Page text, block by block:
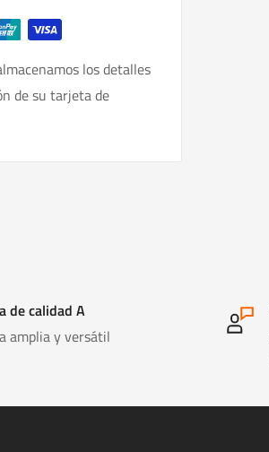
los detalles
de su tarjeta de
de calidad A
amplia y versátil